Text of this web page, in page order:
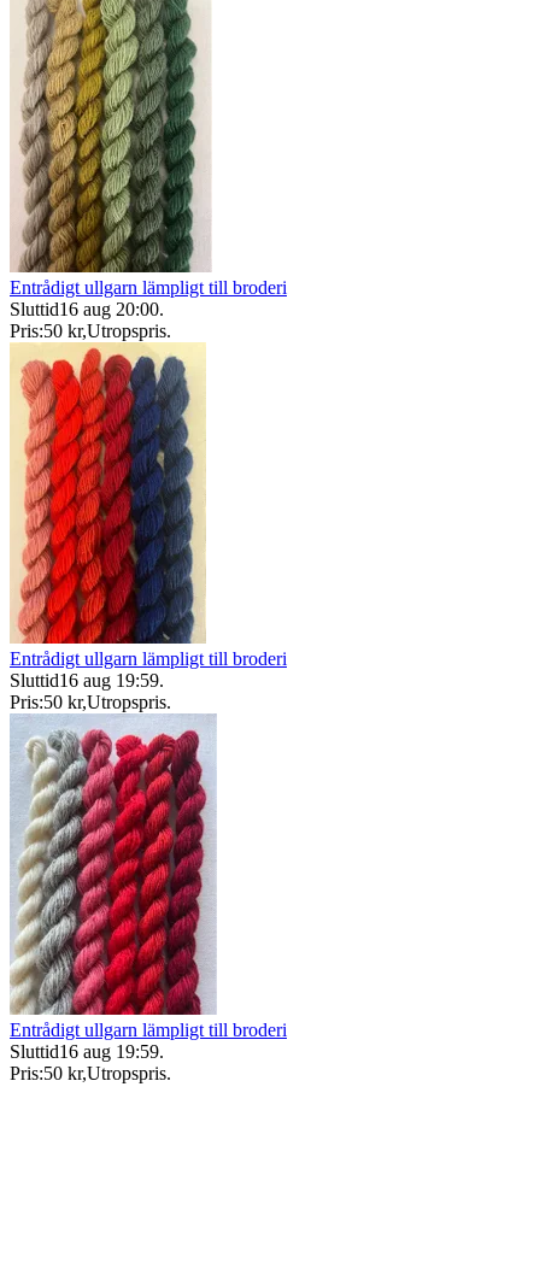
Entrådigt ullgarn lämpligt till broderi
Sluttid16 aug 20:00.
Pris:50 kr,Utropspris.
Entrådigt ullgarn lämpligt till broderi
Sluttid16 aug 19:59.
Pris:50 kr,Utropspris.
Entrådigt ullgarn lämpligt till broderi
Sluttid16 aug 19:59.
Pris:50 kr,Utropspris.